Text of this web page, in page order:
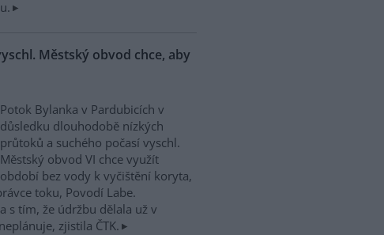
Městský obvod chce, aby
Potok Bylanka v Pardubicích v
důsledku dlouhodobě nízkých
průtoků a suchého počasí vyschl.
Městský obvod VI chce využít
období bez vody k vyčištění koryta,
toku, Povodí Labe.
s tím, že údržbu dělala už v
zjistila ČTK.